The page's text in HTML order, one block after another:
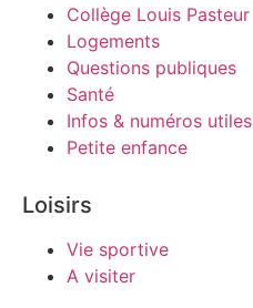
Collège Louis Pasteur
Logements
Questions publiques
Santé
Infos & numéros utiles
Petite enfance
Loisirs
Vie sportive
A visiter